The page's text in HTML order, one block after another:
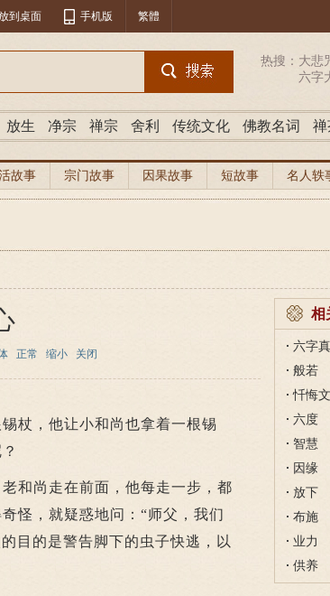
到桌面 手机版 繁體
热搜： 大悲
六字
放生 净宗 禅宗 舍利 传统文化 佛教名词 禅
故事 宗门故事 因果故事 短故事 名人轶
正常 缩小 关闭
杖，他让小和尚也拿着一根锡
和尚走在前面，他每走一步，都
怪，就疑惑地问：“师父，我们
目的是警告脚下的虫子快逃，以
相
六字
般若
忏悔文
六度
智慧
因缘
放下
布施
业力
供养